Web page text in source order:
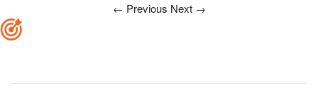
← Previous Next →